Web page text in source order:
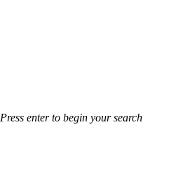
Press enter to begin your search